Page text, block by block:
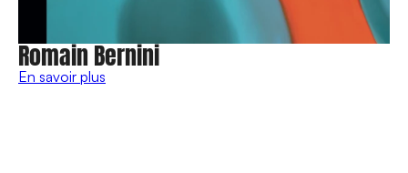
Romain Bernini
En savoir plus